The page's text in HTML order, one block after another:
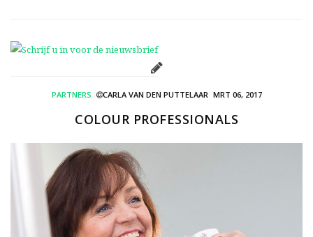
PARTNERS CARLA VAN DEN PUTTELAAR MRT 06, 2017
COLOUR PROFESSIONALS